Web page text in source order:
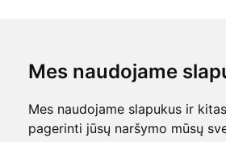
Mes naudojame
Mes naudojame slapukus ir
pagerinti jūsų naršymo mūsų